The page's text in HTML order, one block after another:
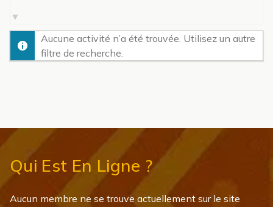
par
activité:
Aucune activité n’a été trouvée. Utilisez un autre
filtre de recherche.
Qui Est En Ligne ?
Aucun membre ne se trouve actuellement sur le site